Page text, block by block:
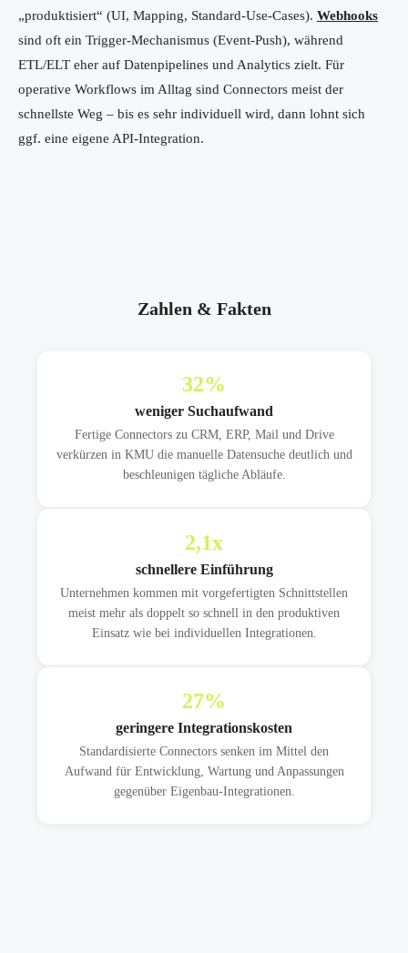
„produktisiert“ (UI, Mapping, Standard-Use-Cases). Webhooks
sind oft ein Trigger-Mechanismus (Event-Push), während
ETL/ELT eher auf Datenpipelines und Analytics zielt. Für
operative Workflows im Alltag sind Connectors meist der
schnellste Weg – bis es sehr individuell wird, dann lohnt sich
ggf. eine eigene API-Integration.
Zahlen & Fakten
32%
weniger Suchaufwand
Fertige Connectors zu CRM, ERP, Mail und Drive
verkürzen in KMU die manuelle Datensuche deutlich und
beschleunigen tägliche Abläufe.
2,1x
schnellere Einführung
Unternehmen kommen mit vorgefertigten Schnittstellen
meist mehr als doppelt so schnell in den produktiven
Einsatz wie bei individuellen Integrationen.
27%
geringere Integrationskosten
Standardisierte Connectors senken im Mittel den
Aufwand für Entwicklung, Wartung und Anpassungen
gegenüber Eigenbau-Integrationen.